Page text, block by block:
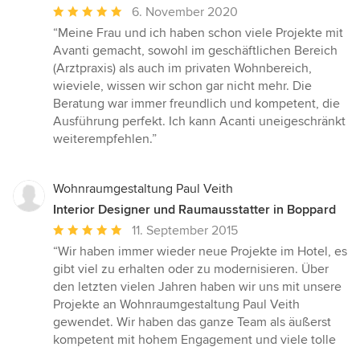
Durchschnittliche
Bewertung:
5
von
5
Sternen
6. November 2020
“Meine Frau und ich haben schon viele Projekte mit
Avanti gemacht, sowohl im geschäftlichen Bereich
(Arztpraxis) als auch im privaten Wohnbereich,
wieviele, wissen wir schon gar nicht mehr. Die
Beratung war immer freundlich und kompetent, die
Ausführung perfekt. Ich kann Acanti uneigeschränkt
weiterempfehlen.”
Wohnraumgestaltung Paul Veith
Interior Designer und Raumausstatter in Boppard
Durchschnittliche
Bewertung:
5
von
5
Sternen
11. September 2015
“Wir haben immer wieder neue Projekte im Hotel, es
gibt viel zu erhalten oder zu modernisieren. Über
den letzten vielen Jahren haben wir uns mit unsere
Projekte an Wohnraumgestaltung Paul Veith
gewendet. Wir haben das ganze Team als äußerst
kompetent mit hohem Engagement und viele tolle